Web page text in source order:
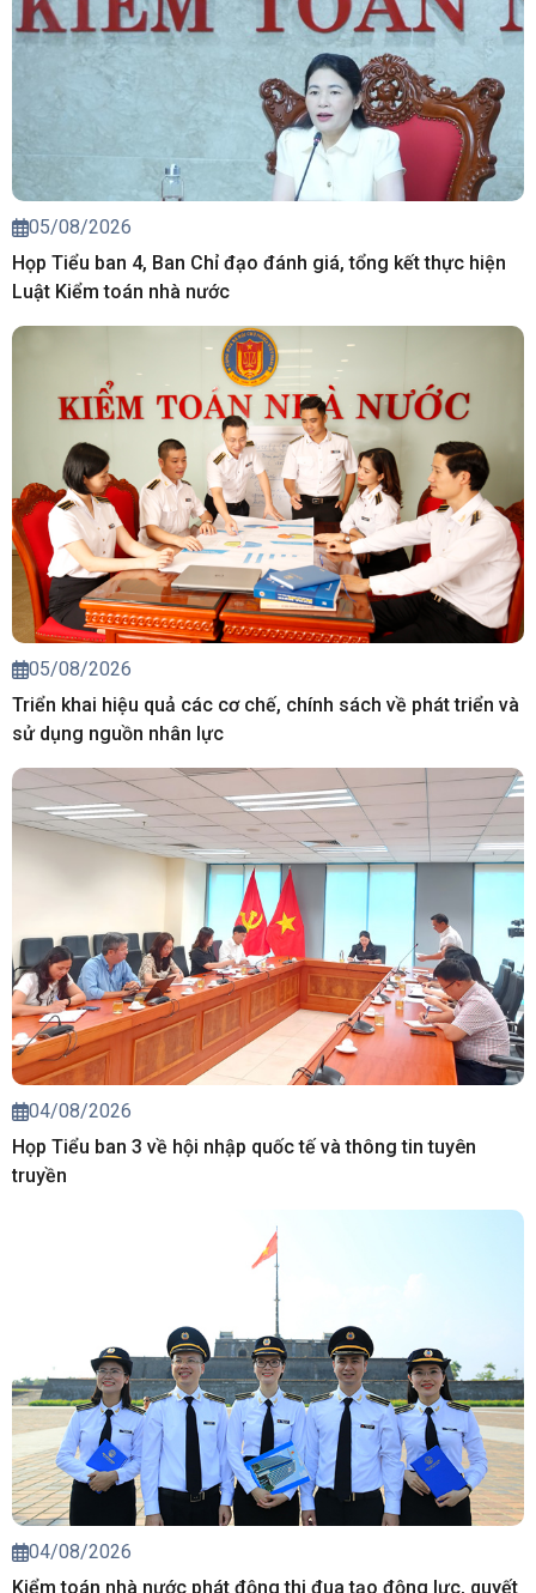
05/08/2026
Họp Tiểu ban 4, Ban Chỉ đạo đánh giá, tổng kết thực hiện
Luật Kiểm toán nhà nước
05/08/2026
Triển khai hiệu quả các cơ chế, chính sách về phát triển và
sử dụng nguồn nhân lực
04/08/2026
Họp Tiểu ban 3 về hội nhập quốc tế và thông tin tuyên
truyền
04/08/2026
Kiểm toán nhà nước phát động thi đua tạo động lực, quyết